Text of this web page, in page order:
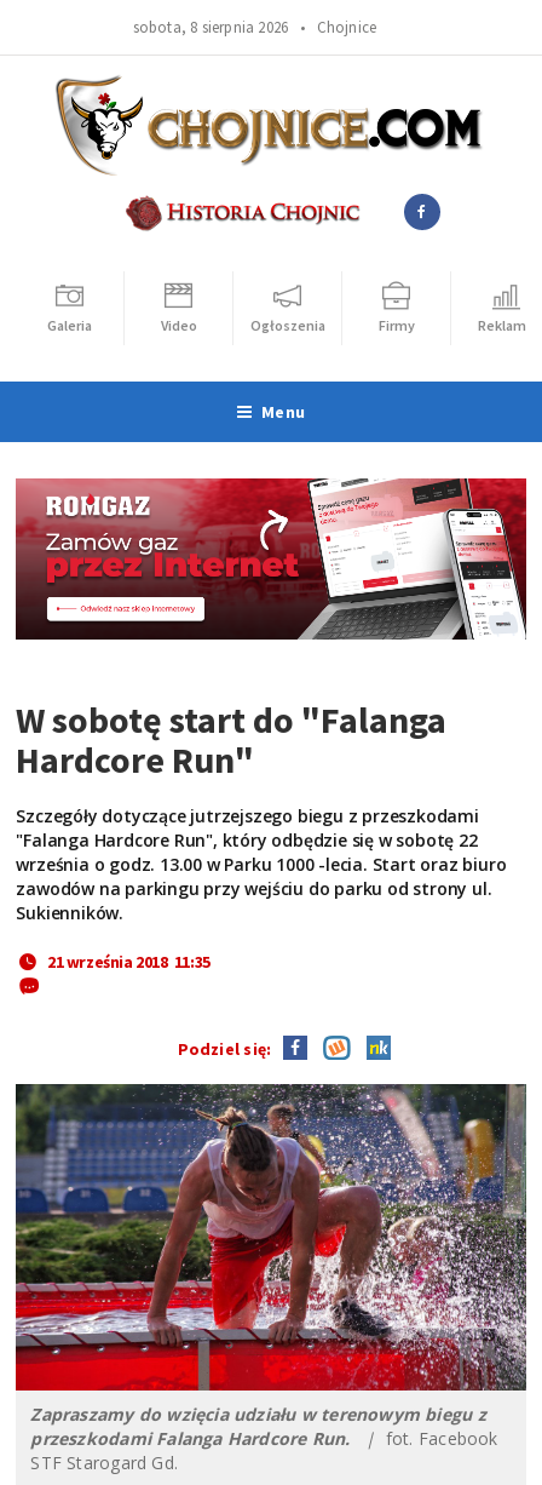
sobota, 8 sierpnia 2026 • Chojnice
Galeria Video Ogłoszenia Firmy Reklama
Menu
W sobotę start do "Falanga
Hardcore Run"
Szczegóły dotyczące jutrzejszego biegu z przeszkodami
"Falanga Hardcore Run", który odbędzie się w sobotę 22
września o godz. 13.00 w Parku 1000 -lecia. Start oraz biuro
zawodów na parkingu przy wejściu do parku od strony ul.
Sukienników.
21 września 2018 11:35
Podziel się:
Zapraszamy do wzięcia udziału w terenowym biegu z
przeszkodami Falanga Hardcore Run. | fot. Facebook
STF Starogard Gd.